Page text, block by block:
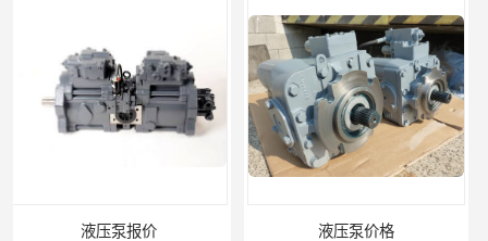
液压泵价格 液压泵